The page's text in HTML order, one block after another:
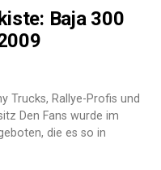
Baja 300
Trucks, Rallye-Profis und
Den Fans wurde im
die es so in